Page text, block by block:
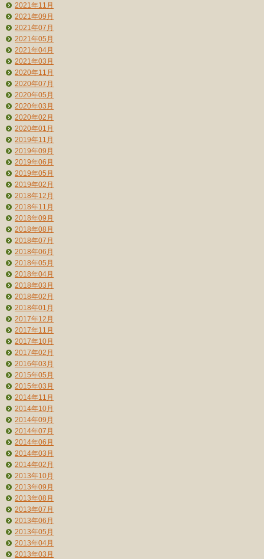
2021年11月
2021年09月
2021年07月
2021年05月
2021年04月
2021年03月
2020年11月
2020年07月
2020年05月
2020年03月
2020年02月
2020年01月
2019年11月
2019年09月
2019年06月
2019年05月
2019年02月
2018年12月
2018年11月
2018年09月
2018年08月
2018年07月
2018年06月
2018年05月
2018年04月
2018年03月
2018年02月
2018年01月
2017年12月
2017年11月
2017年10月
2017年02月
2016年03月
2015年05月
2015年03月
2014年11月
2014年10月
2014年09月
2014年07月
2014年06月
2014年03月
2014年02月
2013年10月
2013年09月
2013年08月
2013年07月
2013年06月
2013年05月
2013年04月
2013年03月